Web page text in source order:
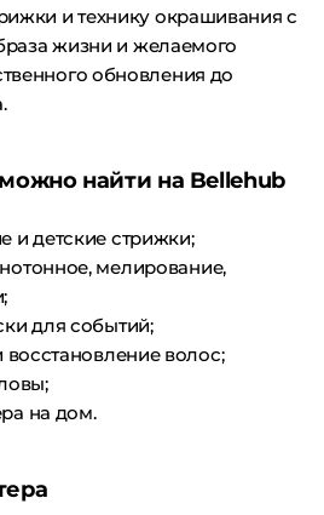
и технику окрашивания с
жизни и желаемого
обновления до
найти на Bellehub
и детские стрижки;
мелирование,
для событий;
восстановление волос;
на дом.